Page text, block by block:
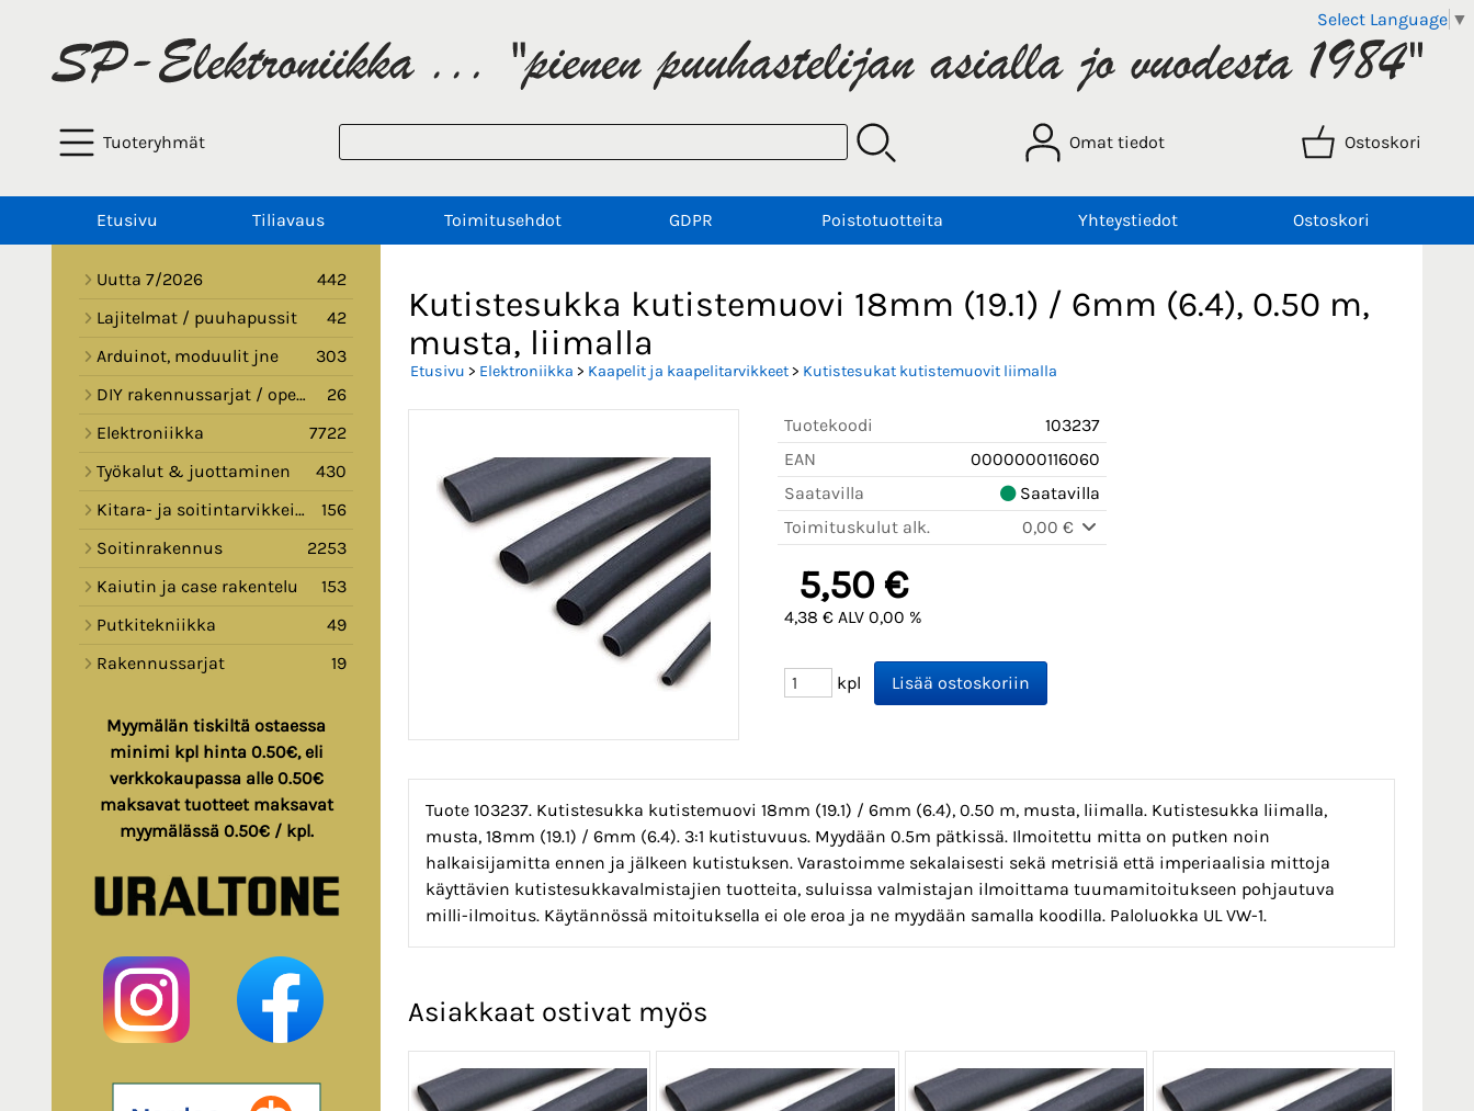
Select Language ▼
Tuoteryhmät Omat tiedot Ostoskori
Etusivu Tiliavaus Toimitusehdot GDPR Poistotuotteita Yhteystiedot Ostoskori
Uutta 7/2026
442
Lajitelmat / puuhapussit
42
Arduinot, moduulit jne
303
DIY rakennussarjat / opetussarjat
26
Elektroniikka
7722
Työkalut & juottaminen
430
Kitara- ja soitintarvikkeita
156
Soitinrakennus
2253
Kaiutin ja case rakentelu
153
Putkitekniikka
49
Rakennussarjat
19
Myymälän tiskiltä ostaessa
minimi kpl hinta 0.50€, eli
verkkokaupassa alle 0.50€
maksavat tuotteet maksavat
myymälässä 0.50€ / kpl.
Kutistesukka kutistemuovi 18mm (19.1) / 6mm (6.4), 0.50 m,
musta, liimalla
Etusivu > Elektroniikka > Kaapelit ja kaapelitarvikkeet> Kutistesukat kutistemuovit liimalla
Tuotekoodi
103237
EAN
0000000116060
Saatavilla
Saatavilla
Toimituskulut alk.
0,00 €
5,50 €
4,38 € ALV 0,00 %
kpl
Tuote 103237. Kutistesukka kutistemuovi 18mm (19.1) / 6mm (6.4), 0.50 m, musta, liimalla. Kutistesukka liimalla,
musta, 18mm (19.1) / 6mm (6.4). 3:1 kutistuvuus. Myydään 0.5m pätkissä. Ilmoitettu mitta on putken noin
halkaisijamitta ennen ja jälkeen kutistuksen. Varastoimme sekalaisesti sekä metrisiä että imperiaalisia mittoja
käyttävien kutistesukkavalmistajien tuotteita, suluissa valmistajan ilmoittama tuumamitoitukseen pohjautuva
milli-ilmoitus. Käytännössä mitoituksella ei ole eroa ja ne myydään samalla koodilla. Paloluokka UL VW-1.
Asiakkaat ostivat myös